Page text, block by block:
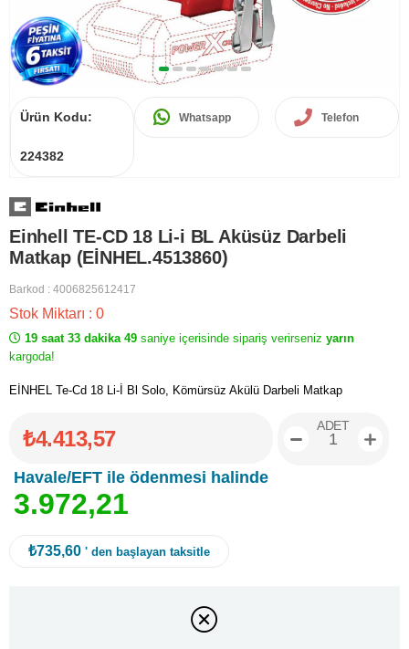
Ürün Kodu:
224382
Whatsapp Telefon
Einhell TE-CD 18 Li-i BL Aküsüz Darbeli
Matkap (EİNHEL.4513860)
Barkod : 4006825612417
Stok Miktarı : 0
19 saat 33 dakika 49 saniye içerisinde sipariş verirseniz yarın
kargoda!
EİNHEL Te-Cd 18 Li-İ Bl Solo, Kömürsüz Akülü Darbeli Matkap
₺4.413,57
Havale/EFT ile ödenmesi halinde
3.972,21
ADET
₺735,60 ' den başlayan taksitle